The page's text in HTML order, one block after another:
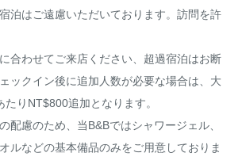
泊はご遠慮いただいております。訪問を許
合わせてご来店ください、超過宿泊はお断
ックイン後に追加人数が必要な場合は、大
りNT$800追加となります。
配慮のため、当B&Bではシャワージェル、
ルなどの基本備品のみをご用意しておりま